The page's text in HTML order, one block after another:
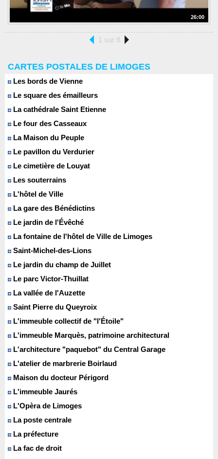
26:00
1 sur 8
CARTES POSTALES DE LIMOGES
Les bords de Vienne
Le square des émailleurs
La cathédrale Saint Etienne
Le four des Casseaux
La Maison du Peuple
Le pavillon du Verdurier
Le cimetière de Louyat
Les souterrains
L'hôtel de Ville
La gare des Bénédictins
Le jardin de l'Évêché
La fontaine de l'hôtel de Ville de Limoges
Saint-Michel-des-Lions
Le jardin du champ de Juillet
Le parc Victor-Thuillat
La vallée de l'Auzette
Saint Pierre du Queyroix
L'immeuble collectif de "l'Étoile"
L'immeuble Marquès, patrimoine architectural
L'architecture "paquebot" du Central Garage
L'atelier de marbrerie Boirlaud
Maison du docteur Périgord
L'immeuble Jaurés
L'Opèra de Limoges
La poste centrale
La préfecture
La fac de droit